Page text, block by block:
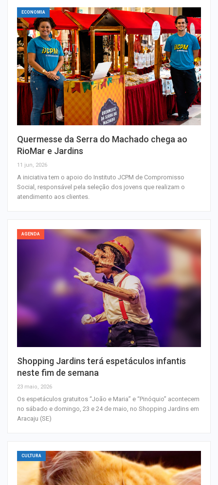
ECONOMIA
Quermesse da Serra do Machado chega ao
RioMar e Jardins
11 jun, 2026
A iniciativa tem o apoio do Instituto JCPM de Compromisso
Social, responsável pela seleção dos jovens que realizam o
atendimento aos clientes.
AGENDA
Shopping Jardins terá espetáculos infantis
neste fim de semana
23 maio, 2026
Os espetáculos gratuitos “João e Maria” e “Pinóquio” acontecem
no sábado e domingo, 23 e 24 de maio, no Shopping Jardins em
Aracaju (SE)
CULTURA